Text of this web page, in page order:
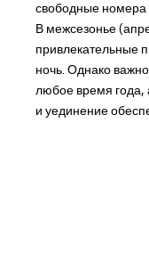
свободные номера
В межсезонье
привлекательные
ночь. Однако
любое время года,
и уединение